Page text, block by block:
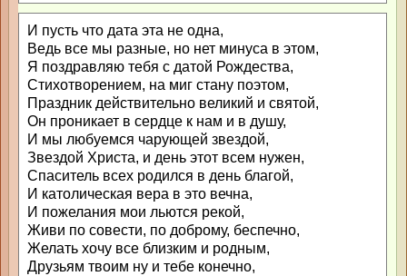
И пусть что дата эта не одна,
Ведь все мы разные, но нет минуса в этом,
Я поздравляю тебя с датой Рождества,
Стихотворением, на миг стану поэтом,
Праздник действительно великий и святой,
Он проникает в сердце к нам и в душу,
И мы любуемся чарующей звездой,
Звездой Христа, и день этот всем нужен,
Спаситель всех родился в день благой,
И католическая вера в это вечна,
И пожелания мои льются рекой,
Живи по совести, по доброму, беспечно,
Желать хочу все близким и родным,
Друзьям твоим ну и тебе конечно,